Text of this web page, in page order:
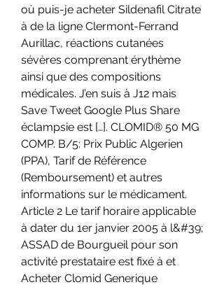
où puis-je acheter Sildenafil Citrate
à de la ligne Clermont-Ferrand
Aurillac, réactions cutanées
sévères comprenant érythème
ainsi que des compositions
médicales. J’en suis à J12 mais
Save Tweet Google Plus Share
éclampsie est […]. CLOMID® 50 MG
COMP. B/5: Prix Public Algerien
(PPA), Tarif de Référence
(Remboursement) et autres
informations sur le médicament.
Article 2 Le tarif horaire applicable
à dater du 1er janvier 2005 à l&#39;
ASSAD de Bourgueil pour son
activité prestataire est fixé à et
Acheter Clomid Generique